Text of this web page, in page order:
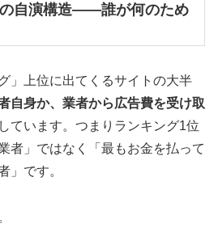
自演構造——誰が何のため
」上位に出てくるサイトの大半
自身か、業者から広告費を受け取
ています。つまりランキング1位
者」ではなく「最もお金を払って
」です。